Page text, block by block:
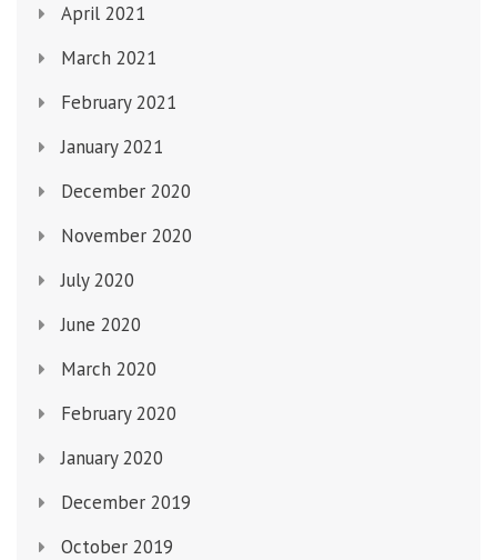
April 2021
March 2021
February 2021
January 2021
December 2020
November 2020
July 2020
June 2020
March 2020
February 2020
January 2020
December 2019
October 2019